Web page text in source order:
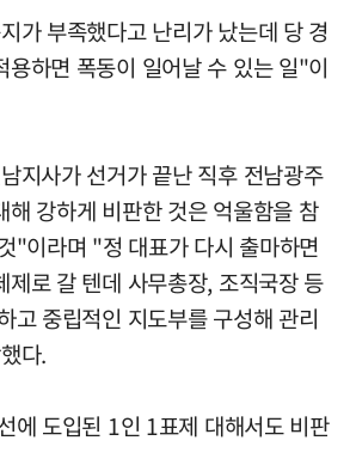
가 부족했다고 난리가 났는데 당 경
용하면 폭동이 일어날 수 있는 일"이
지사가 선거가 끝난 직후 전남광주
해 강하게 비판한 것은 억울함을 참
"이라며 "정 대표가 다시 출마하면
제로 갈 텐데 사무총장, 조직국장 등
고 중립적인 지도부를 구성해 관리
다.
에 도입된 1인 1표제 대해서도 비판